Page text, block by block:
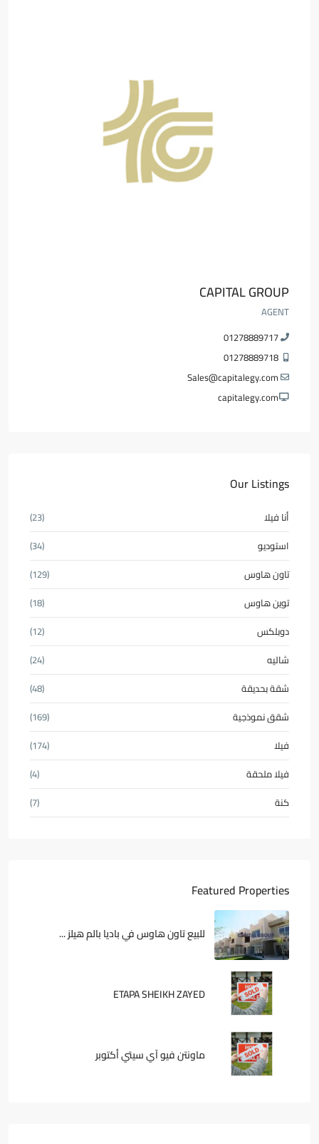
CAPITAL GROUP
AGENT
01278889717
01278889718
Sales@capitalegy.com
capitalegy.com
Our Listings
أنا فيلا
(23)
استوديو
(34)
تاون هاوس
(129)
توين هاوس
(18)
دوبلكس
(12)
شاليه
(24)
شقة بحديقة
(48)
شقق نموذجية
(169)
فيلا
(174)
فيلا ملحقة
(4)
كنة
(7)
Featured Properties
للبيع تاون هاوس في باديا بالم هيلز ...
ETAPA SHEIKH ZAYED
ماونتن فيو آي سيتي أكتوبر